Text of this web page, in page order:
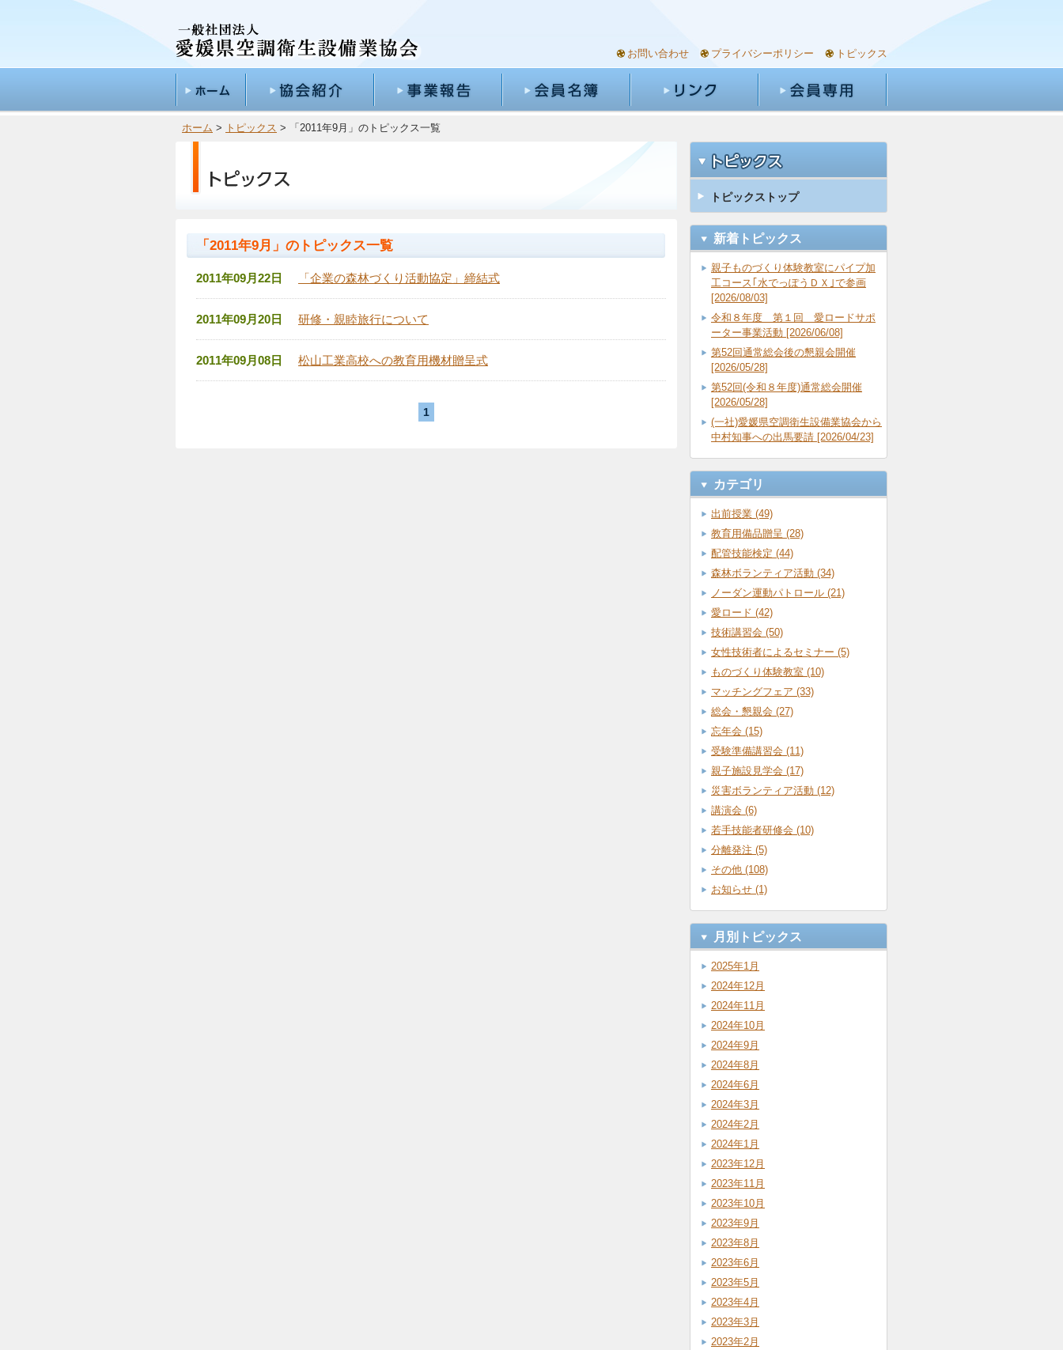
お問い合わせ プライバシーポリシー トピックス
ホーム > トピックス > 「2011年9月」のトピックス一覧
「2011年9月」のトピックス一覧
2011年09月22日 「企業の森林づくり活動協定」締結式
2011年09月20日 研修・親睦旅行について
2011年09月08日 松山工業高校への教育用機材贈呈式
1
トピックストップ
新着トピックス
親子ものづくり体験教室にパイプ加
工コース｢水でっぽうＤＸ｣で参画
[2026/08/03]
令和８年度 第１回 愛ロードサポ
ーター事業活動 [2026/06/08]
第52回通常総会後の懇親会開催
[2026/05/28]
第52回(令和８年度)通常総会開催
[2026/05/28]
(一社)愛媛県空調衛生設備業協会から
中村知事への出馬要請 [2026/04/23]
カテゴリ
出前授業 (49)
教育用備品贈呈 (28)
配管技能検定 (44)
森林ボランティア活動 (34)
ノーダン運動パトロール (21)
愛ロード (42)
技術講習会 (50)
女性技術者によるセミナー (5)
ものづくり体験教室 (10)
マッチングフェア (33)
総会・懇親会 (27)
忘年会 (15)
受験準備講習会 (11)
親子施設見学会 (17)
災害ボランティア活動 (12)
講演会 (6)
若手技能者研修会 (10)
分離発注 (5)
その他 (108)
お知らせ (1)
月別トピックス
2025年1月
2024年12月
2024年11月
2024年10月
2024年9月
2024年8月
2024年6月
2024年3月
2024年2月
2024年1月
2023年12月
2023年11月
2023年10月
2023年9月
2023年8月
2023年6月
2023年5月
2023年4月
2023年3月
2023年2月